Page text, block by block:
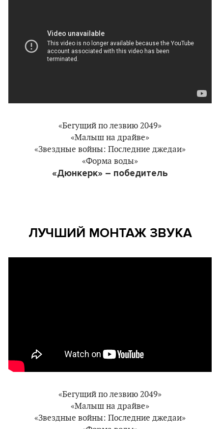
«Бегущий по лезвию 2049»
«Малыш на драйве»
«Звездные войны: Последние джедаи»
«Форма воды»
«Дюнкерк» – победитель
ЛУЧШИЙ МОНТАЖ ЗВУКА
«Бегущий по лезвию 2049»
«Малыш на драйве»
«Звездные войны: Последние джедаи»